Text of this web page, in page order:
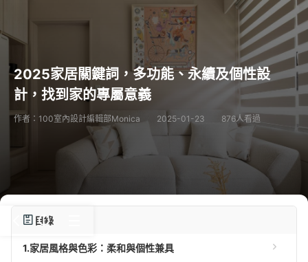
2025家居關鍵詞，多功能、永續及個性設
計，找到家的專屬意義
作者：100室內設計編輯部Monica 2025-01-23 876人看過
目錄
1.家居風格與色彩：柔和與個性兼具